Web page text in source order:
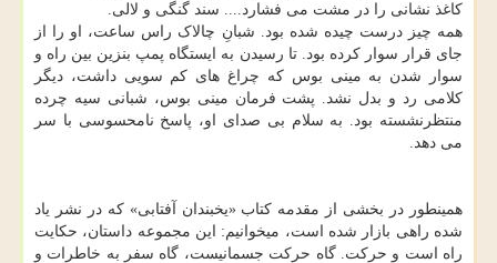
کاغذ نشانی را در مشت می فشارد.... سند گنگی و لالی.
همه چیز درست چیده شده بود. شبانِ چالاک راس ساعت، او را از
جای قرار سوار کرده بود. تا رسیدن به ایستگاه پمپ بنزین بین راه و
سوار شدن به مینی بوس که چراغ های کم سویی داشت، دیگر
کلامی رد و بدل نشد. پشت فرمان مینی بوس، شبانی سیه چرده
منتظرنشسته بود. به سلام بی صدای او، پاسخ نامحسوسی با سر
می دهد.
همینطور در بخشی از مقدمه کتاب «یخبندان آفتابی» که در نشر یاد
شده راهی بازار شده است، میخوانیم: این مجموعه داستان، حکایت
راه است و حرکت. گاه حرکت جسمانیست، گاه سفر به خاطرات و